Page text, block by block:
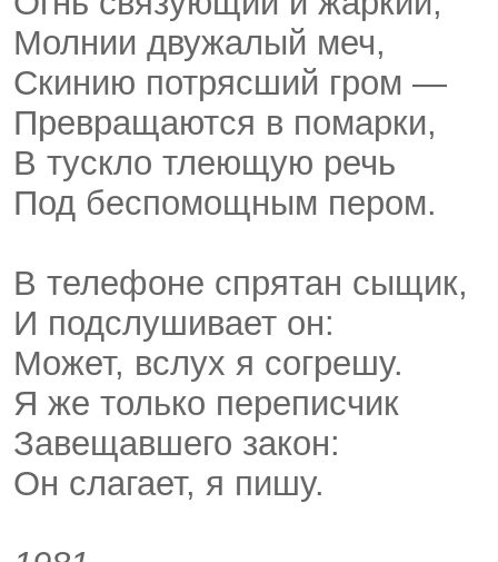
Молнии двужалый меч,
Скинию потрясший гром —
Превращаются в помарки,
В тускло тлеющую речь
Под беспомощным пером.
В телефоне спрятан сыщик,
И подслушивает он:
Может, вслух я согрешу.
Я же только переписчик
Завещавшего закон:
Он слагает, я пишу.